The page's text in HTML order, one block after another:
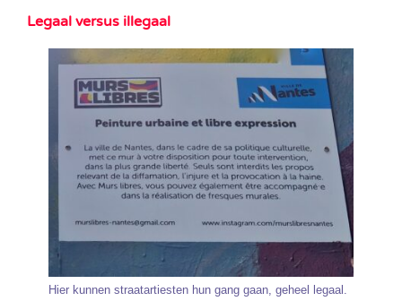
Legaal versus illegaal
Hier kunnen straatartiesten hun gang gaan, geheel legaal.